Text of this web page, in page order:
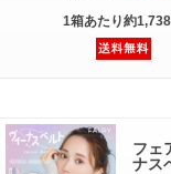
1箱あたり約
フェ
ナス